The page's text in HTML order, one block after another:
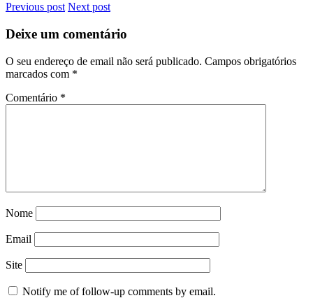
Previous post Next post
Deixe um comentário
O seu endereço de email não será publicado. Campos obrigatórios
marcados com *
Comentário *
Nome
Email
Site
Notify me of follow-up comments by email.